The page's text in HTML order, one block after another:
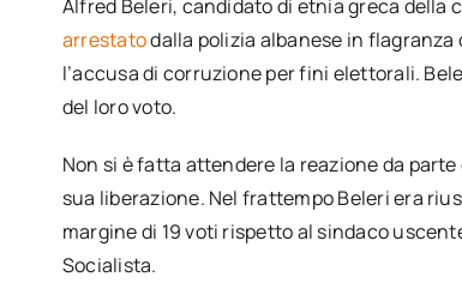
Alfred Beleri, candidato di etnia greca della
arrestatodalla polizia albanese in
l’accusa di corruzione per fini elettorali.
del loro voto.
Non si è fatta attendere la reazione da
sua liberazione. Nel frattempo Beleri era
margine di 19 voti rispetto al sindaco
Socialista.